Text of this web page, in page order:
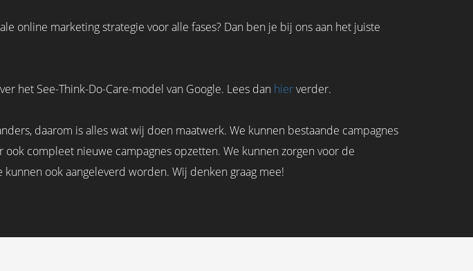
online marketing strategie voor alle fases? Dan ben je bij ons aan het juiste
het See-Think-Do-Care-model van Google. Lees dan hierverder.
daarom is alles wat wij doen maatwerk. We kunnen bestaande campagnes
ook compleet nieuwe campagnes opzetten. We kunnen zorgen voor de
kunnen ook aangeleverd worden. Wij denken graag mee!